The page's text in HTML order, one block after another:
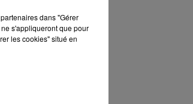
dans "Gérer
s'appliqueront que pour
les cookies" situé en